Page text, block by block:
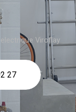
Viroflay
27